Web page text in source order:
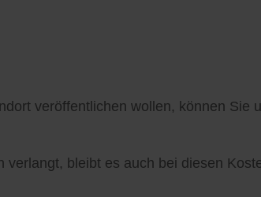
veröffentlichen wollen, können Sie
bleibt es auch bei diesen